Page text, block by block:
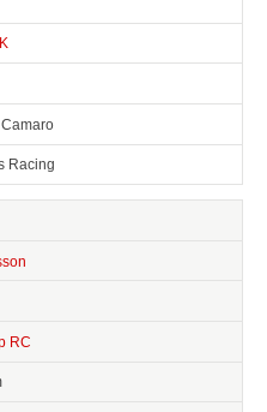
Racing
RC